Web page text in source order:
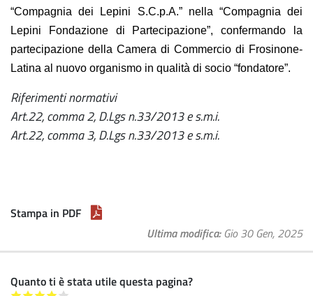
“Compagnia dei Lepini S.C.p.A.” nella “Compagnia dei
Lepini Fondazione di Partecipazione”, confermando la
partecipazione della Camera di Commercio di Frosinone-
Latina al nuovo organismo in qualità di socio “fondatore”.
Riferimenti normativi
Art.22, comma 2, D.Lgs n.33/2013 e s.m.i.
Art.22, comma 3, D.Lgs n.33/2013 e s.m.i.
Stampa in PDF
Ultima modifica Gio 30 Gen, 2025
Quanto ti è stata utile questa pagina?